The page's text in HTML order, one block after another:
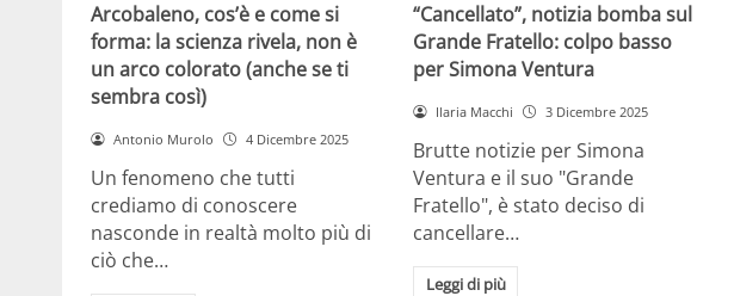
Arcobaleno, cos’è e come si
forma: la scienza rivela, non è
un arco colorato (anche se ti
sembra così)
Antonio Murolo 4 Dicembre 2025
Un fenomeno che tutti
crediamo di conoscere
nasconde in realtà molto più di
ciò che…
“Cancellato”, notizia bomba sul
Grande Fratello: colpo basso
per Simona Ventura
Ilaria Macchi 3 Dicembre 2025
Brutte notizie per Simona
Ventura e il suo "Grande
Fratello", è stato deciso di
cancellare…
Leggi di più